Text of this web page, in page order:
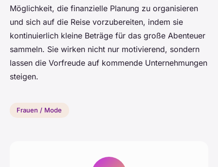
Möglichkeit, die finanzielle Planung zu organisieren
und sich auf die Reise vorzubereiten, indem sie
kontinuierlich kleine Beträge für das große Abenteuer
sammeln. Sie wirken nicht nur motivierend, sondern
lassen die Vorfreude auf kommende Unternehmungen
steigen.
Frauen / Mode